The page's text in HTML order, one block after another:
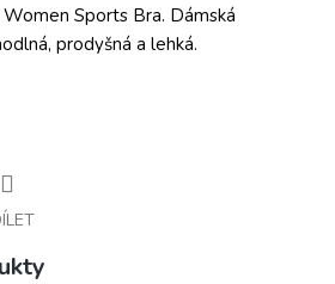
Sports Bra. Dámská
prodyšná a lehká.